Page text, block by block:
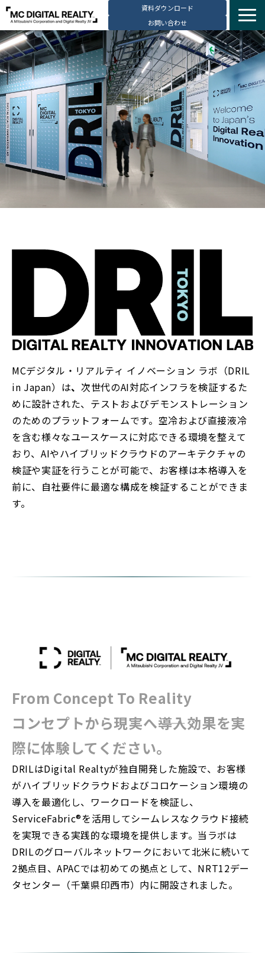
資料ダウンロード
お問い合わせ
サービス紹介
選ばれる理由
データセンター拠点
導入事例
ブログ
動画コンテンツ
お知らせ
会社・採用情報
MCデジタル・リアルティ イノベーション ラボ（DRIL
in Japan）は、次世代のAI対応インフラを検証するた
めに設計された、テストおよびデモンストレーション
のためのプラットフォームです。 空冷および直接液冷
を含む様々なユースケースに対応できる環境を整えて
おり、 AIやハイブリッドクラウドのアーキテクチャの
検証や実証を行うことが可能で、お客様は本格導入を
前に、 自社要件に最適な構成を検証することができま
す。
From Concept To Reality
コンセプトから現実へ――導入効果を実
際に体験してください。
DRILはDigital Realtyが独自開発した施設で、お客様
がハイブリッドクラウドおよびコロケーション環境の
導入を最適化し、ワークロードを検証し、
ServiceFabric®を活用してシームレスなクラウド接続
を実現できる実践的な環境を提供します。当ラボは
DRILのグローバルネットワークにおいて北米に続いて
2拠点目、APACでは初めての拠点として、NRT12デー
タセンター（千葉県印西市）内に開設されました。